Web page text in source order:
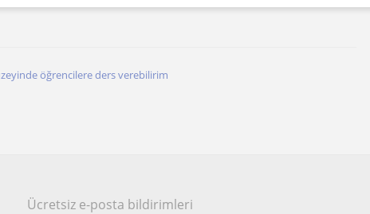
öğrencilere ders verebilirim
Ücretsiz e-posta bildirimleri